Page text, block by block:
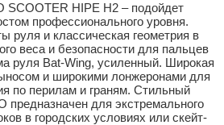
SCOOTER HIPE H2 – подойдет
профессионального уровня.
руля и классическая геометрия в
веса и безопасности для пальцев
руля Bat-Wing, усиленный. Широкая
и широкими лонжеронами для
по перилам и граням. Стильный
предназначен для экстремального
в городских условиях или скейт-